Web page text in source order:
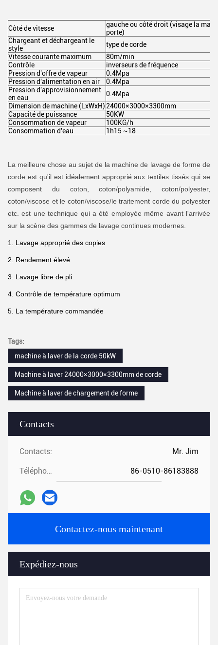
Contacts
Contacts: Mr. Jim
Téléphone: 86-0510-86183888
Contactez-nous maintenant
Expédiez-nous
Côté de vitesse
gauche ou côté droit (visage la
porte)
Chargeant et déchargeant le
style
type de corde
Vitesse courante maximum
80m/min
Contrôle
inverseurs de fréquence
Pression d'offre de vapeur
0.4Mpa
Pression d'alimentation en air
0.4Mpa
Pression d'approvisionnement
en eau
0.4Mpa
Dimension de machine (LxWxH) 24000×3000×3300mm
Capacité de puissance
50KW
Consommation de vapeur
100KG/h
Consommation d'eau
1h15 ~18
La meilleure chose au sujet de la machine de lavage de forme de
corde est qu'il est idéalement approprié aux textiles tissés qui se
composent du coton, coton/polyamide, coton/polyester,
coton/viscose et le coton/viscose/le traitement corde du polyester
etc. est une technique qui a été employée même avant l'arrivée
sur la scène des gammes de lavage continues modernes.
1. Lavage approprié des copies
2. Rendement élevé
3. Lavage libre de pli
4. Contrôle de température optimum
5. La température commandée
Tags:
machine à laver de la corde 50kW
Machine à laver 24000×3000×3300mm de corde
Machine à laver de chargement de forme